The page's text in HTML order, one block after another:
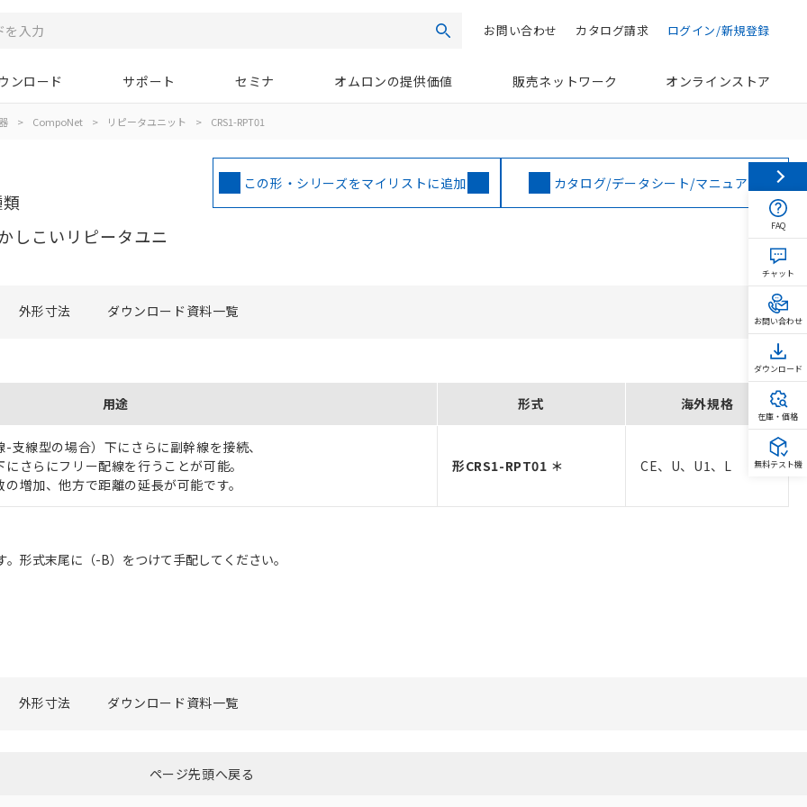
検索 ログイン/新規登録
カタログ請求
お問い合わせ
ンロード サポート セミナ オムロンの提供価値 販売ネットワーク オンラインストア
> CompoNet > リピータユニット > CRS1-RPT01
しこいリピータユニ
この形・シリーズをマイリストに追加 カタログ/データシート/マニュアル
外形寸法 ダウンロード資料一覧
用途 形式 海外規格
線型の場合）下にさらに副幹線を接続、
さらにフリー配線を行うことが可能。
増加、他方で距離の延長が可能です。
形CRS1-RPT01 ＊ CE、U、U1、L
形式末尾に（-B）をつけて手配してください。
外形寸法 ダウンロード資料一覧
ページ先頭へ戻る
FAQ
チャット
お問い合わせ
ダウンロード
在庫・価格
無料テスト機